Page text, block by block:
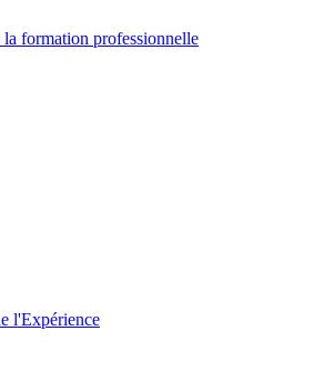
formation professionnelle
l'Expérience